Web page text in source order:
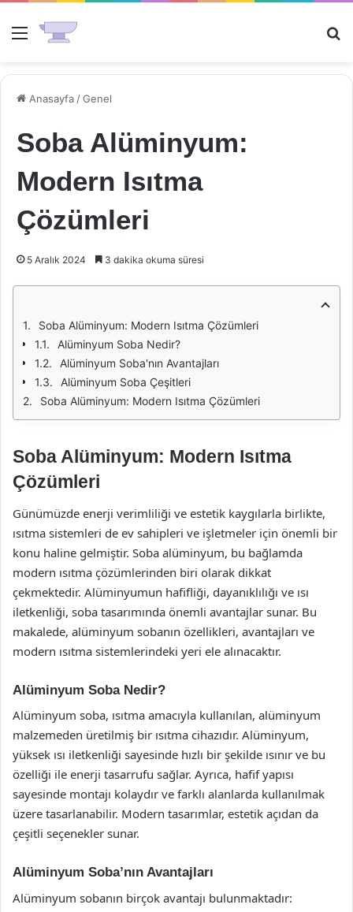
Menü
Anasayfa /Genel
Soba Alüminyum:
Modern Isıtma
Çözümleri
5 Aralık 2024 3 dakika okuma süresi
Soba Alüminyum: Modern Isıtma Çözümleri
Alüminyum Soba Nedir?
Alüminyum Soba'nın Avantajları
Alüminyum Soba Çeşitleri
Soba Alüminyum: Modern Isıtma Çözümleri
Soba Alüminyum: Modern Isıtma
Çözümleri
Günümüzde enerji verimliliği ve estetik kaygılarla birlikte,
ısıtma sistemleri de ev sahipleri ve işletmeler için önemli bir
konu haline gelmiştir. Soba alüminyum, bu bağlamda
modern ısıtma çözümlerinden biri olarak dikkat
çekmektedir. Alüminyumun hafifliği, dayanıklılığı ve ısı
iletkenliği, soba tasarımında önemli avantajlar sunar. Bu
makalede, alüminyum sobanın özellikleri, avantajları ve
modern ısıtma sistemlerindeki yeri ele alınacaktır.
Alüminyum Soba Nedir?
Alüminyum soba, ısıtma amacıyla kullanılan, alüminyum
malzemeden üretilmiş bir ısıtma cihazıdır. Alüminyum,
yüksek ısı iletkenliği sayesinde hızlı bir şekilde ısınır ve bu
özelliği ile enerji tasarrufu sağlar. Ayrıca, hafif yapısı
sayesinde montajı kolaydır ve farklı alanlarda kullanılmak
üzere tasarlanabilir. Modern tasarımlar, estetik açıdan da
çeşitli seçenekler sunar.
Alüminyum Soba’nın Avantajları
Alüminyum sobanın birçok avantajı bulunmaktadır: